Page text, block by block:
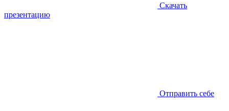
Скачать
презентацию
Отправить себе